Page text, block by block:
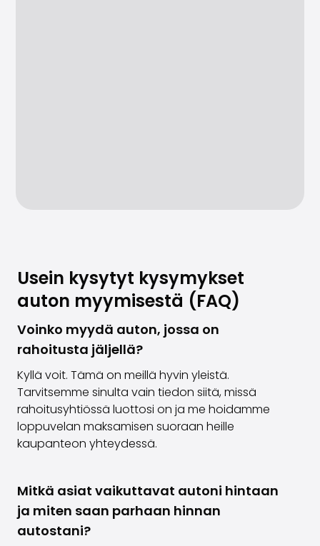
Usein kysytyt kysymykset
auton myymisestä (FAQ)
Voinko myydä auton, jossa on
rahoitusta jäljellä?
Kyllä voit. Tämä on meillä hyvin yleistä.
Tarvitsemme sinulta vain tiedon siitä, missä
rahoitusyhtiössä luottosi on ja me hoidamme
loppuvelan maksamisen suoraan heille
kaupanteon yhteydessä.
Mitkä asiat vaikuttavat autoni hintaan
ja miten saan parhaan hinnan
autostani?